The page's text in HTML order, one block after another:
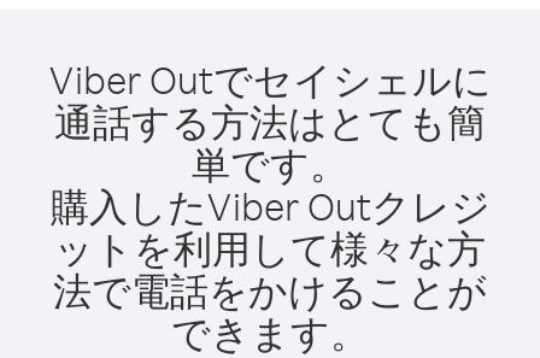
Viber Outでセイシェルに
通話する方法はとても簡
単です。
購入したViber Outクレジ
ットを利用して様々な方
法で電話をかけることが
できます。